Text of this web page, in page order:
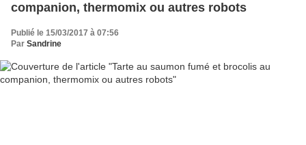
companion, thermomix ou autres robots
Publié le 15/03/2017 à 07:56
Par Sandrine